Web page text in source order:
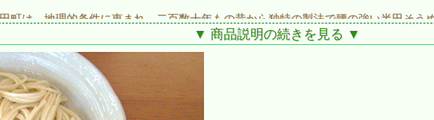
町は、地理的条件に恵まれ、二百数十年もの昔から独特の製法で腰の強い半田そう
▼ 商品説明の続きを見る ▼